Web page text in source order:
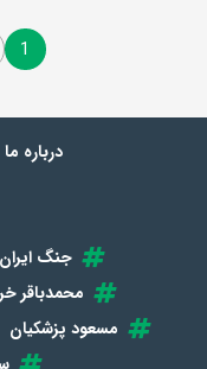
1
درباره ما
جنگ
محمدباقر
مسعود پزشکیان